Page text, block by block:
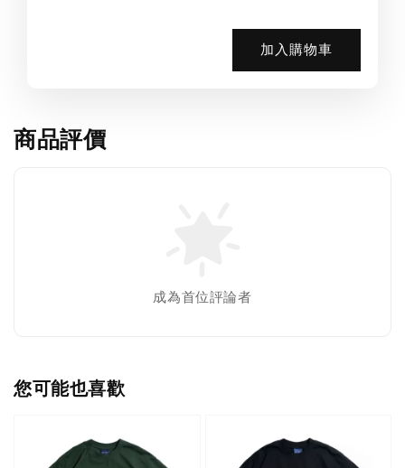
加入購物車
商品評價
成為首位評論者
您可能也喜歡